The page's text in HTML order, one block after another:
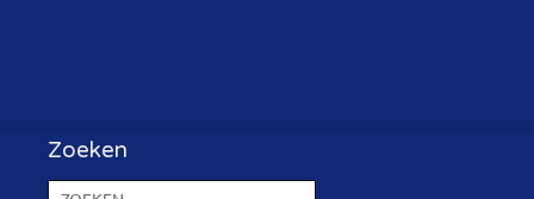
Zoeken